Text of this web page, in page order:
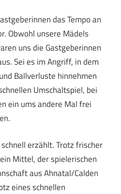
das Tempo an
Obwohl unsere Mädels
uns die Gastgeberinnen
Sei es im Angriff, in dem
Ballverluste hinnehmen
Umschaltspiel, bei
ein ums andere Mal frei
erzählt. Trotz frischer
Mittel, der spielerischen
aus Ahnatal/Calden
eines schnellen